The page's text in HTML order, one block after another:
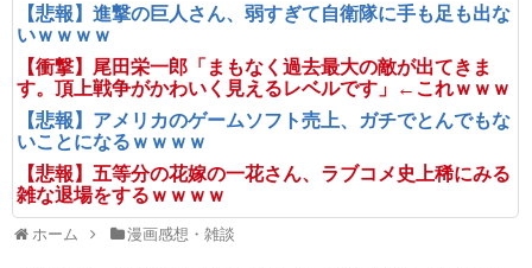
【悲報】進撃の巨人さん、弱すぎて自衛隊に手も足も出な
いｗｗｗｗ
【衝撃】尾田栄一郎「まもなく過去最大の敵が出てきま
す。頂上戦争がかわいく見えるレベルです」←これｗｗｗ
【悲報】アメリカのゲームソフト売上、ガチでとんでもな
いことになるｗｗｗｗ
【悲報】五等分の花嫁の一花さん、ラブコメ史上稀にみる
雑な退場をするｗｗｗｗ
ホーム 漫画感想・雑談